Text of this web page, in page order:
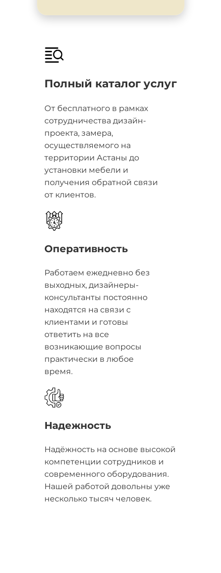
Полный каталог услуг
От бесплатного в рамках
сотрудничества дизайн-
проекта, замера,
осуществляемого на
территории Астаны до
установки мебели и
получения обратной связи
от клиентов.
Оперативность
Работаем ежедневно без
выходных, дизайнеры-
консультанты постоянно
находятся на связи с
клиентами и готовы
ответить на все
возникающие вопросы
практически в любое
время.
Надежность
Надёжность на основе высокой
компетенции сотрудников и
современного оборудования.
Нашей работой довольны уже
несколько тысяч человек.